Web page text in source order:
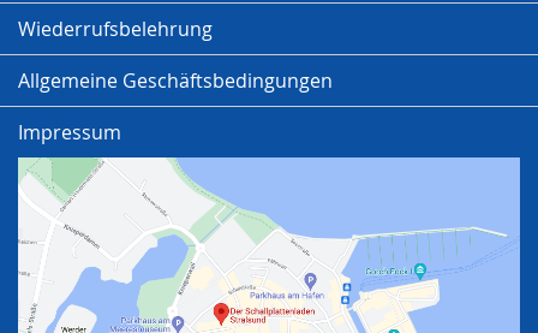
Wiederrufsbelehrung
Allgemeine Geschäftsbedingungen
Impressum